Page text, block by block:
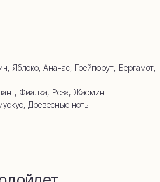
Яблоко, Ананас, Грейпфрут, Бергамот,
Фиалка, Роза, Жасмин
Древесные ноты